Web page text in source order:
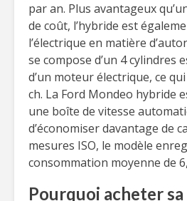
par an. Plus avantageux
de coût, l’hybride est
l’électrique en matière
se compose d’un 4 cylindres
d’un moteur électrique, ce
ch. La Ford Mondeo hybride
une boîte de vitesse
d’économiser davantage de
mesures ISO, le modèle
consommation moyenne de
Pourquoi acheter sa